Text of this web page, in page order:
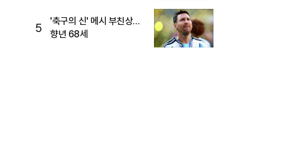
5
'축구의 신' 메시 부친상…
향년 68세